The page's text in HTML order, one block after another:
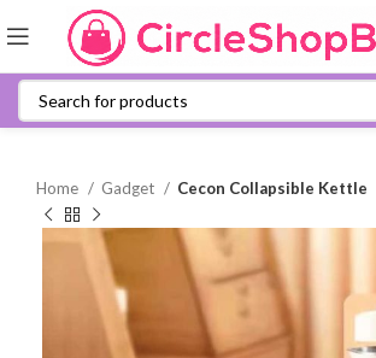
Home Gadget Cecon Collapsible Kettle